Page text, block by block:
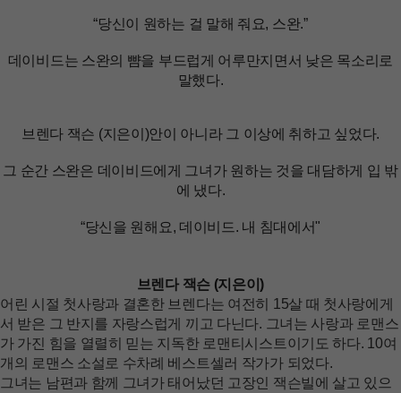
“당신이 원하는 걸 말해 줘요, 스완.”
데이비드는 스완의 뺨을 부드럽게 어루만지면서 낮은 목소리로
말했다.
브렌다 잭슨 (지은이)안이 아니라 그 이상에 취하고 싶었다.
그 순간 스완은 데이비드에게 그녀가 원하는 것을 대담하게 입 밖
에 냈다.
“당신을 원해요, 데이비드. 내 침대에서"
브렌다 잭슨 (지은이)
어린 시절 첫사랑과 결혼한 브렌다는 여전히 15살 때 첫사랑에게
서 받은 그 반지를 자랑스럽게 끼고 다닌다. 그녀는 사랑과 로맨스
가 가진 힘을 열렬히 믿는 지독한 로맨티시스트이기도 하다. 10여
개의 로맨스 소설로 수차례 베스트셀러 작가가 되었다.
그녀는 남편과 함께 그녀가 태어났던 고장인 잭슨빌에 살고 있으